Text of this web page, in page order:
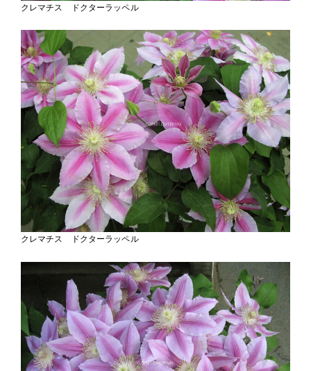
クレマチス ドクターラッペル
クレマチス ドクターラッペル